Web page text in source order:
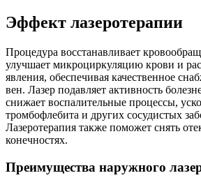
Эффект лазеротерапии
Процедура восстанавливает
улучшает микроциркуляцию крови и
явления, обеспечивая качественное
вен. Лазер подавляет активность
снижает воспалительные процессы,
тромбофлебита и других сосудистых
Лазеротерапия также поможет снять
конечностях.
Преимущества наружного